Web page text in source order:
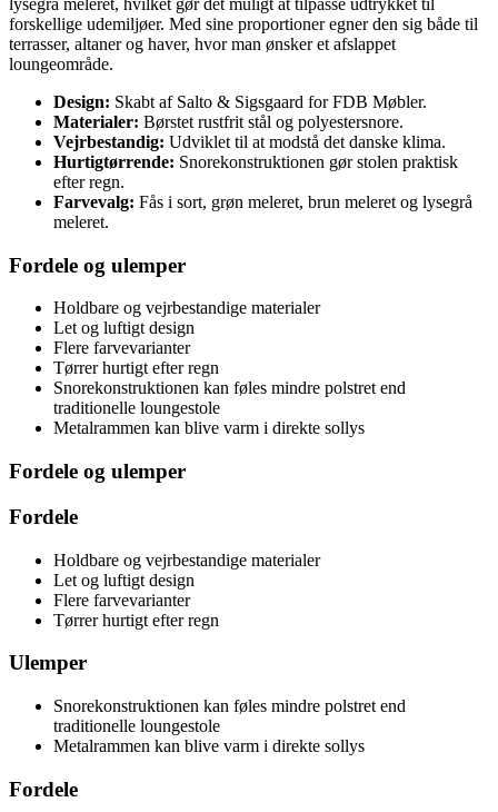
lysegrå meleret, hvilket gør det muligt at tilpasse udtrykket til
forskellige udemiljøer. Med sine proportioner egner den sig både til
terrasser, altaner og haver, hvor man ønsker et afslappet
loungeområde.
Design: Skabt af Salto & Sigsgaard for FDB Møbler.
Materialer: Børstet rustfrit stål og polyester­snore.
Vejrbestandig: Udviklet til at modstå det danske klima.
Hurtigtørrende: Snorekonstruktionen gør stolen praktisk
efter regn.
Farvevalg: Fås i sort, grøn meleret, brun meleret og lysegrå
meleret.
Fordele og ulemper
Holdbare og vejrbestandige materialer
Let og luftigt design
Flere farvevarianter
Tørrer hurtigt efter regn
Snorekonstruktionen kan føles mindre polstret end
traditionelle loungestole
Metalrammen kan blive varm i direkte sollys
Fordele og ulemper
Fordele
Holdbare og vejrbestandige materialer
Let og luftigt design
Flere farvevarianter
Tørrer hurtigt efter regn
Ulemper
Snorekonstruktionen kan føles mindre polstret end
traditionelle loungestole
Metalrammen kan blive varm i direkte sollys
Fordele